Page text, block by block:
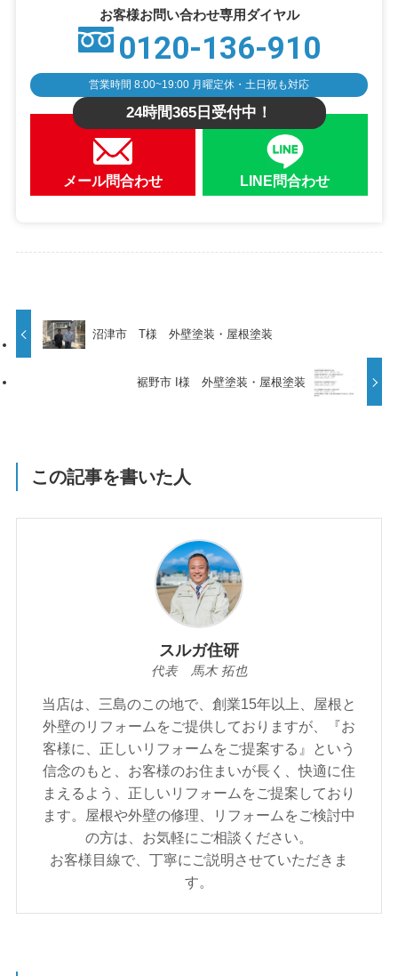
お客様お問い合わせ専用ダイヤル
0120-136-910
営業時間 8:00~19:00 月曜定休・土日祝も対応
24時間365日受付中！
メール問合わせ LINE問合わせ
沼津市 T様 外壁塗装・屋根塗装
裾野市 I様 外壁塗装・屋根塗装
この記事を書いた人
スルガ住研
代表 馬木 拓也
当店は、三島のこの地で、創業15年以上、屋根と
外壁のリフォームをご提供しておりますが、『お
客様に、正しいリフォームをご提案する』という
信念のもと、お客様のお住まいが⾧く、快適に住
まえるよう、正しいリフォームをご提案しており
ます。屋根や外壁の修理、リフォームをご検討中
の方は、お気軽にご相談ください。
お客様目線で、丁寧にご説明させていただきま
す。